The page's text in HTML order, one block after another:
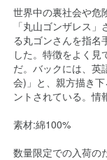
世界中の裏社会や危
「丸山ゴンザレス
る丸ゴンさんを指名
した。特徴をよく見
だ。バックには、英
会)」と、親方描き
ントされている。情
素材:綿100%
数量限定での入荷の